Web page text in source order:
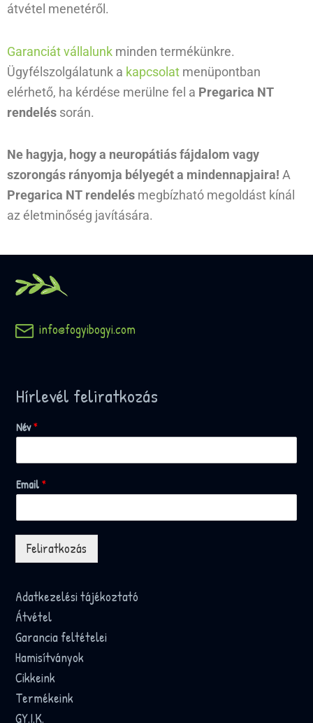
átvétel menetéről.
Garanciát vállalunk minden termékünkre.
Ügyfélszolgálatunk a kapcsolat menüpontban
elérhető, ha kérdése merülne fel a Pregarica NT
rendelés során.
Ne hagyja, hogy a neuropátiás fájdalom vagy
szorongás rányomja bélyegét a mindennapjaira! A
Pregarica NT rendelés megbízható megoldást kínál
az életminőség javítására.
info@fogyibogyi.com
Hírlevél feliratkozás
Név*
Email*
Feliratkozás
Adatkezelési tájékoztató
Átvétel
Garancia feltételei
Hamisítványok
Cikkeink
Termékeink
GY.I.K.